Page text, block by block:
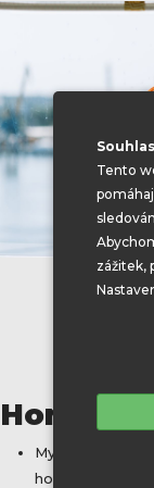
Tento
zážitek,
Mytí oken a
horolezecké